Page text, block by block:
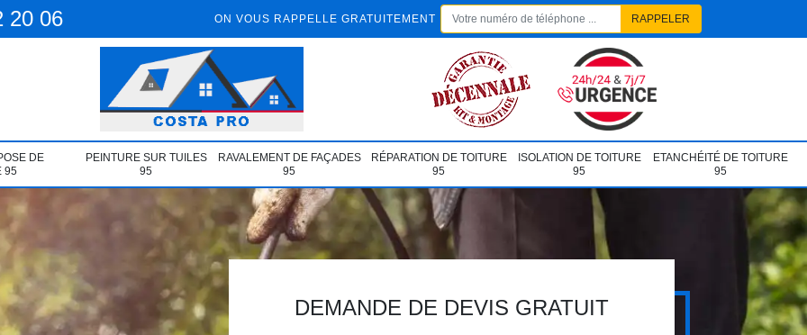
20 06 ON VOUS RAPPELLE GRATUITEMENT
DE
95
PEINTURE SUR TUILES
95
RAVALEMENT DE FAÇADES
95
RÉPARATION DE TOITURE
95
ISOLATION DE TOITURE
95
ETANCHÉITÉ DE TOITURE
95
DEMANDE DE DEVIS GRATUIT